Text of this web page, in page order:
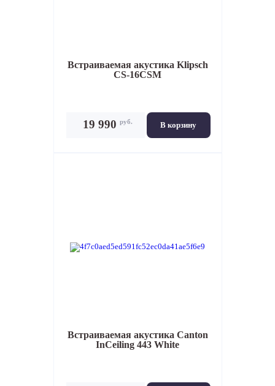
Встраиваемая акустика Klipsch
CS-16CSM
В корзину
19 990 руб.
Встраиваемая акустика Canton
InCeiling 443 White